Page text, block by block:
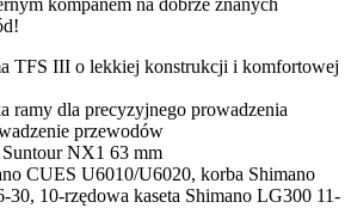
TFS III o lekkiej konstrukcji i komfortowej
ramy dla precyzyjnego prowadzenia
przewodów
NX1 63 mm
CUES U6010/U6020, korba Shimano
30, 10-rzędowa kaseta Shimano LG300 11-